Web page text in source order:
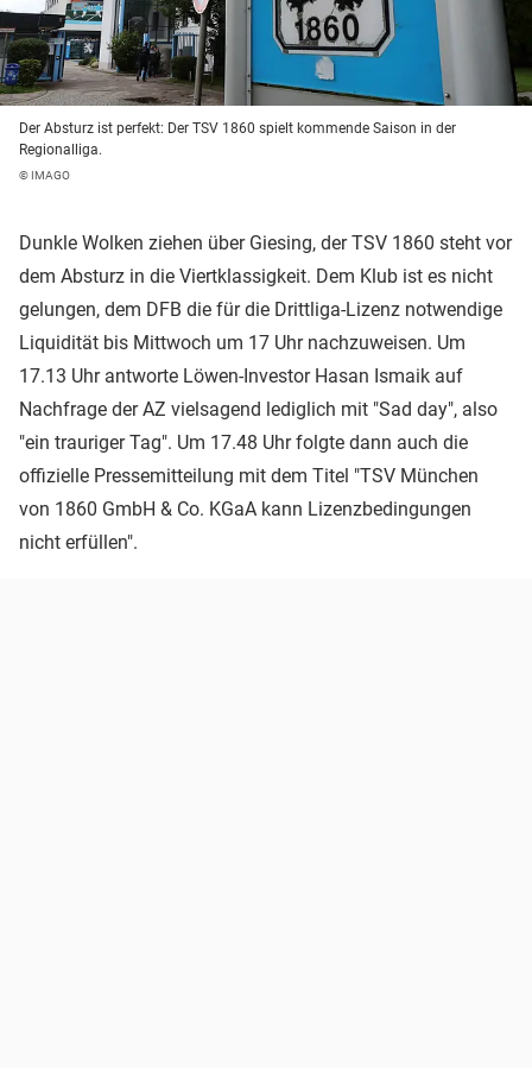
Der Absturz ist perfekt: Der TSV 1860 spielt kommende Saison in der
Regionalliga.
© IMAGO
Dunkle Wolken ziehen über Giesing, der TSV 1860 steht vor
dem Absturz in die Viertklassigkeit. Dem Klub ist es nicht
gelungen, dem DFB die für die Drittliga-Lizenz notwendige
Liquidität bis Mittwoch um 17 Uhr nachzuweisen. Um
17.13 Uhr antworte Löwen-Investor Hasan Ismaik auf
Nachfrage der AZ vielsagend lediglich mit "Sad day", also
"ein trauriger Tag". Um 17.48 Uhr folgte dann auch die
offizielle Pressemitteilung mit dem Titel "TSV München
von 1860 GmbH & Co. KGaA kann Lizenzbedingungen
nicht erfüllen".